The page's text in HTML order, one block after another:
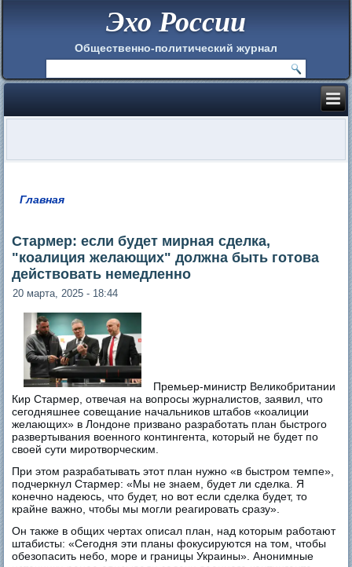
Эхо России
Общественно-политический журнал
Главная
Стармер: если будет мирная сделка,
"коалиция желающих" должна быть готова
действовать немедленно
20 марта, 2025 - 18:44
Премьер-министр Великобритании
Кир Стармер, отвечая на вопросы журналистов, заявил, что
сегодняшнее совещание начальников штабов «коалиции
желающих» в Лондоне призвано разработать план быстрого
развертывания военного контингента, который не будет по
своей сути миротворческим.
При этом разрабатывать этот план нужно «в быстром темпе»,
подчеркнул Стармер: «Мы не знаем, будет ли сделка. Я
конечно надеюсь, что будет, но вот если сделка будет, то
крайне важно, чтобы мы могли реагировать сразу».
Он также в общих чертах описал план, над которым работают
штабисты: «Сегодня эти планы фокусируются на том, чтобы
обезопасить небо, море и границы Украины». Анонимные